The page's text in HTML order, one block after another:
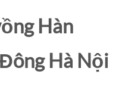
Hàn
Hà Nội